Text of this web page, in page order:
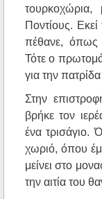
τουρκοχώρια,
Ποντίους.
πέθανε, όπως
Τότε ο
για την
Στην
βρήκε τον
ένα τρισάγιο.
χωριό, όπου
μείνει στο
την αιτία του